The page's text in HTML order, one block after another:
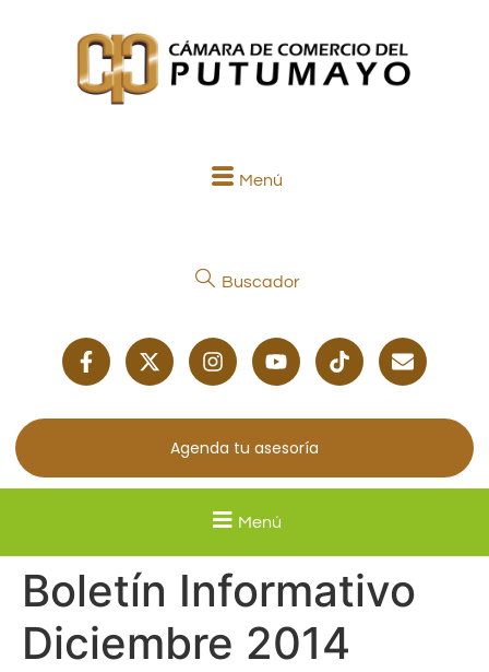
Menú
Buscador
Agenda tu asesoría
Menú
Boletín Informativo
Diciembre 2014